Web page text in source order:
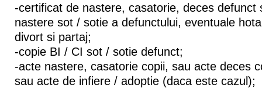
-certificat de nastere, casatorie, deces defunct
nastere sot / sotie a defunctului, eventuale
divort si partaj;
-copie BI / CI sot / sotie defunct;
-acte nastere, casatorie copii, sau acte deces
sau acte de infiere / adoptie (daca este cazul);